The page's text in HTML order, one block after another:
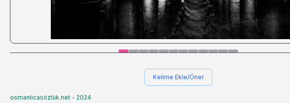
Kelime Ekle/Öner
osmanlıcasözlük.net - 2024